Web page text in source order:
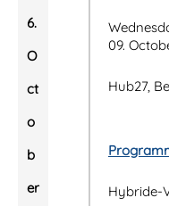
6.
O
ct
o
b
er
09.
Hub27,
Hybride-